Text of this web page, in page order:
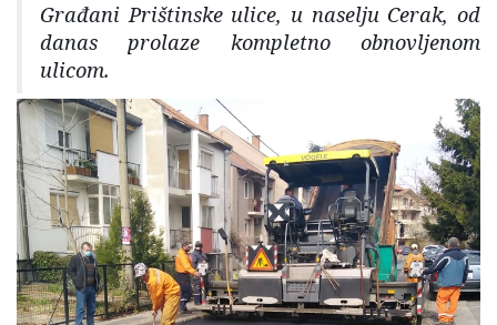
Građani Prištinske ulice, u naselju Cerak, od
danas prolaze kompletno obnovljenom
ulicom.